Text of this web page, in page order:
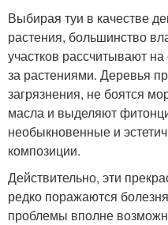
Выбирая туи в качестве
растения, большинство
участков рассчитывают
за растениями. Деревья
загрязнения, не боятся
масла и выделяют
необыкновенные и
композиции.
Действительно, эти
редко поражаются
проблемы вполне